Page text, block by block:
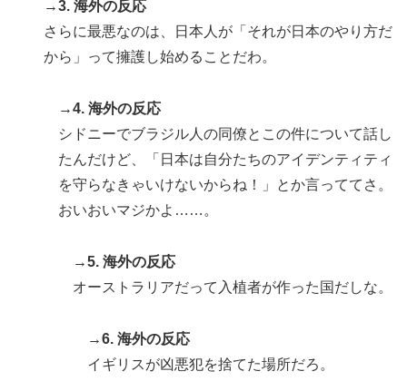
→3. 海外の反応
さらに最悪なのは、日本人が「それが日本のやり方だ
から」って擁護し始めることだわ。
→4. 海外の反応
シドニーでブラジル人の同僚とこの件について話し
たんだけど、「日本は自分たちのアイデンティティ
を守らなきゃいけないからね！」とか言っててさ。
おいおいマジかよ……。
→5. 海外の反応
オーストラリアだって入植者が作った国だしな。
→6. 海外の反応
イギリスが凶悪犯を捨てた場所だろ。